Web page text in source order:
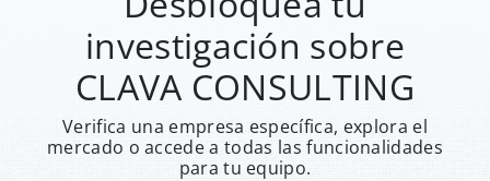
investigación sobre
CLAVA CONSULTING
Verifica una empresa específica, explora el
mercado o accede a todas las funcionalidades
para tu equipo.